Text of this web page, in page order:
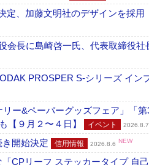
、加藤文明社のデザインを採
長に島崎啓一氏、代表取締役社
PROSPER S-シリーズ イ
ー&ペーパーグッズフェア」「
【９月２〜４日】
イベント 2026.8.7
開始決定 信用情報 2026.8.6 NEW
CPリーフ ステッカータイプ 自